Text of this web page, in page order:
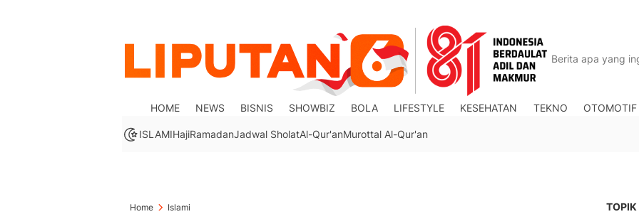
HOME NEWS BISNIS SHOWBIZ BOLA LIFESTYLE KESEHATAN TEKNO OTOMOTIF
ISLAMIHajiRamadanJadwal SholatAl-Qur'anMurottal Al-Qur'an
Home Islami TOPIK